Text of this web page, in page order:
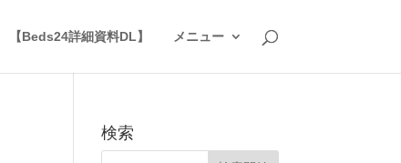
【Beds24詳細資料DL】 メニュー
検索